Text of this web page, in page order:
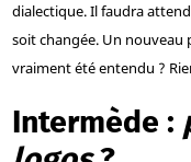
dialectique. Il faudra
soit changée. Un nouveau
vraiment été entendu ?
Intermède :